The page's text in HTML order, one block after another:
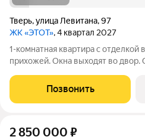
Тверь,улица Левитана,97
ЖК «ЭТОТ», 4 квартал 2027
1-комнатная квартира с
прихожей. Окна выходят во
стиральную машину и шкаф для
КВАРТИРЫ в ЖК «ЭТОТ» сдаются с
Позвонить
2 850 000 ₽